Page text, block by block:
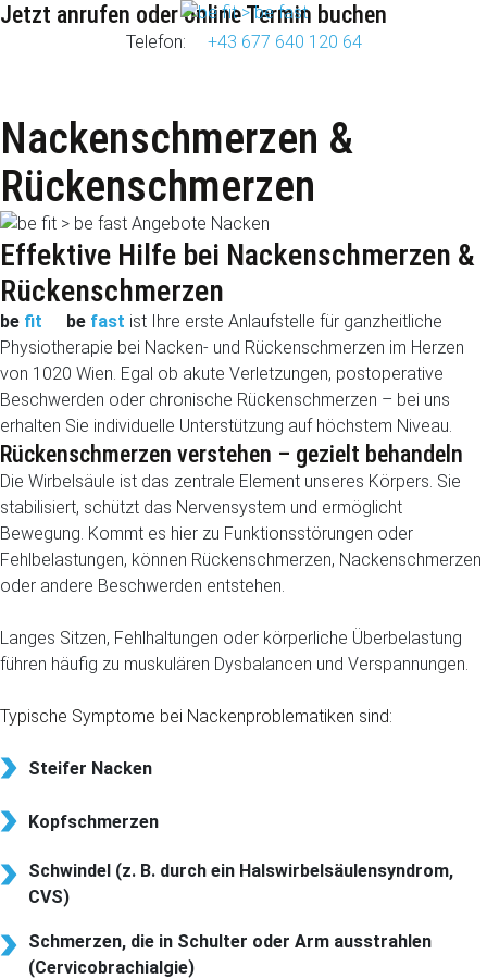
Jetzt anrufen oder online Termin buchen
Telefon: +43 677 640 120 64
Nackenschmerzen &
Rückenschmerzen
Effektive Hilfe bei Nackenschmerzen &
Rückenschmerzen
be fit be fast ist Ihre erste Anlaufstelle für ganzheitliche
Physiotherapie bei Nacken- und Rückenschmerzen im Herzen
von 1020 Wien. Egal ob akute Verletzungen, postoperative
Beschwerden oder chronische Rückenschmerzen – bei uns
erhalten Sie individuelle Unterstützung auf höchstem Niveau.
Rückenschmerzen verstehen – gezielt behandeln
Die Wirbelsäule ist das zentrale Element unseres Körpers. Sie
stabilisiert, schützt das Nervensystem und ermöglicht
Bewegung. Kommt es hier zu Funktionsstörungen oder
Fehlbelastungen, können Rückenschmerzen, Nackenschmerzen
oder andere Beschwerden entstehen.
Langes Sitzen, Fehlhaltungen oder körperliche Überbelastung
führen häufig zu muskulären Dysbalancen und Verspannungen.
Typische Symptome bei Nackenproblematiken sind:
Steifer Nacken
Kopfschmerzen
Schwindel (z. B. durch ein Halswirbelsäulensyndrom,
CVS)
Schmerzen, die in Schulter oder Arm ausstrahlen
(Cervicobrachialgie)